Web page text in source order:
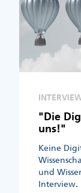
"Die
uns!"
Keine
und
Interview.